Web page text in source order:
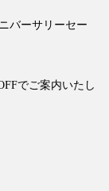
バーサリーセー
でご案内いたし